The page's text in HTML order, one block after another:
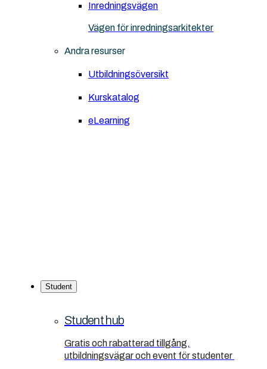
Inredningsvägen
Vägen för inredningsarkitekter
Andra resurser
Utbildningsöversikt
Kurskatalog
eLearning
Student
Student hub
Gratis och rabatterad tillgång,
utbildningsvägar och event för studenter